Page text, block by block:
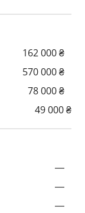
162 000 ₴
570 000 ₴
78 000 ₴
49 000 ₴
—
—
—